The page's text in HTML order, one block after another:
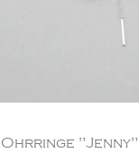
Ohrringe "Jenny"